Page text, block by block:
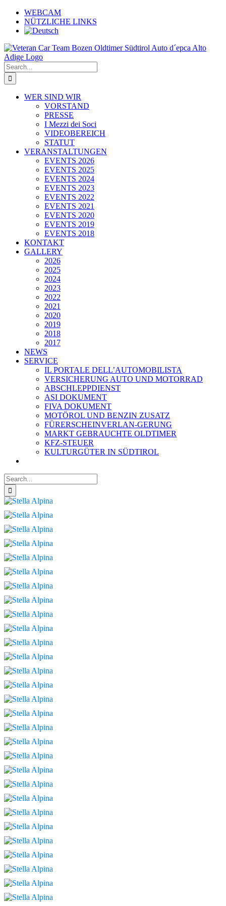
Skip
content
WEBCAM
NÜTZLICHE LINKS
Search
for:
WER SIND WIR
VORSTAND
PRESSE
I Mezzi dei Soci
VIDEOBEREICH
STATUT
VERANSTALTUNGEN
EVENTS 2026
EVENTS 2025
EVENTS 2024
EVENTS 2023
EVENTS 2022
EVENTS 2021
EVENTS 2020
EVENTS 2019
EVENTS 2018
KONTAKT
GALLERY
2026
2025
2024
2023
2022
2021
2020
2019
2018
2017
NEWS
SERVICE
IL PORTALE DELL’AUTOMOBILISTA
VERSICHERUNG AUTO UND MOTORRAD
ABSCHLEPPDIENST
ASI DOKUMENT
FIVA DOKUMENT
MOTÖROL UND BENZIN ZUSATZ
FÜRERSCHEINVERLAN-GERUNG
MARKT GEBRAUCHTE OLDTIMER
KFZ-STEUER
KULTURGÜTER IN SÜDTIROL
Search
for: